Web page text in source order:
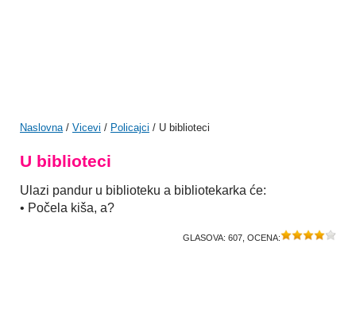
Naslovna/ Vicevi / Policajci / U biblioteci
U biblioteci
Ulazi pandur u biblioteku a bibliotekarka će:
• Počela kiša, a?
GLASOVA: 607 , OCENA: